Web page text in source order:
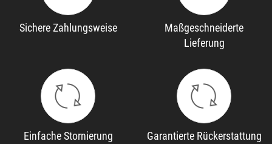
Sichere Zahlungsweise
Maßgeschneiderte
Lieferung
Einfache Stornierung
Garantierte Rückerstattung